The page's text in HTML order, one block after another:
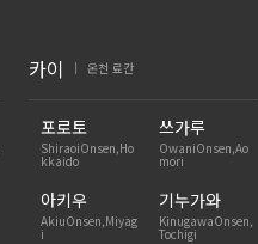
카이 온천 료칸
포로토
ShiraoiOnsen,Ho
kkaido
쓰가루
OwaniOnsen,Ao
mori
아키우
AkiuOnsen,Miyag
i
기누가와
KinugawaOnsen,
Tochigi